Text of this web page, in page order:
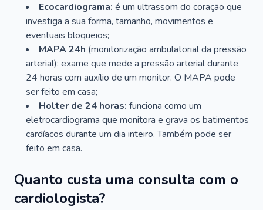
Ecocardiograma: é um ultrassom do coração que
investiga a sua forma, tamanho, movimentos e
eventuais bloqueios;
MAPA 24h (monitorização ambulatorial da pressão
arterial): exame que mede a pressão arterial durante
24 horas com auxílio de um monitor. O MAPA pode
ser feito em casa;
Holter de 24 horas: funciona como um
eletrocardiograma que monitora e grava os batimentos
cardíacos durante um dia inteiro. Também pode ser
feito em casa.
Quanto custa uma consulta com o
cardiologista?